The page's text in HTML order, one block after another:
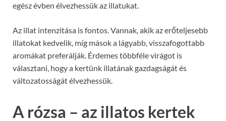
egész évben élvezhessük az illatukat.
Az illat intenzitása is fontos. Vannak, akik az erőteljesebb
illatokat kedvelik, míg mások a lágyabb, visszafogottabb
aromákat preferálják. Érdemes többféle virágot is
választani, hogy a kertünk illatának gazdagságát és
változatosságát élvezhessük.
A rózsa – az illatos kertek